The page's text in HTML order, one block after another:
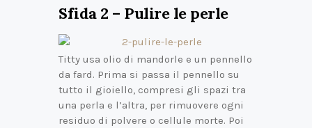
Sfida 2 – Pulire le perle
Titty usa olio di mandorle e un pennello
da fard. Prima si passa il pennello su
tutto il gioiello, compresi gli spazi tra
una perla e l’altra, per rimuovere ogni
residuo di polvere o cellule morte. Poi